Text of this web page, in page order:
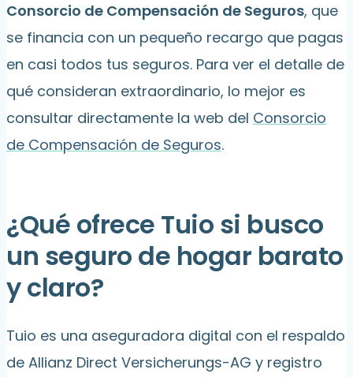
Consorcio de Compensación de Seguros, que
se financia con un pequeño recargo que pagas
en casi todos tus seguros. Para ver el detalle de
qué consideran extraordinario, lo mejor es
consultar directamente la web del Consorcio
de Compensación de Seguros.
¿Qué ofrece Tuio si busco
un seguro de hogar barato
y claro?
Tuio es una aseguradora digital con el respaldo
de Allianz Direct Versicherungs-AG y registro